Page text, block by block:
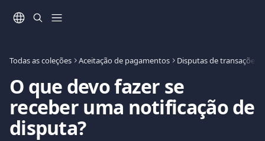
Todas as coleções Aceitação de pagamentos Disputas de transações -
O que devo fazer se
receber uma notificação de
disputa?